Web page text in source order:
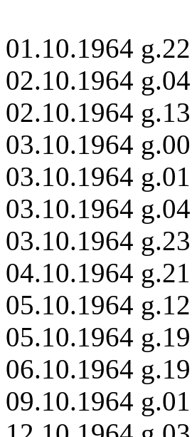
01.10.1964
02.10.1964
02.10.1964
03.10.1964
03.10.1964
03.10.1964
03.10.1964
04.10.1964
05.10.1964
05.10.1964
06.10.1964
09.10.1964